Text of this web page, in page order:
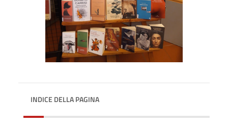
INDICE DELLA PAGINA